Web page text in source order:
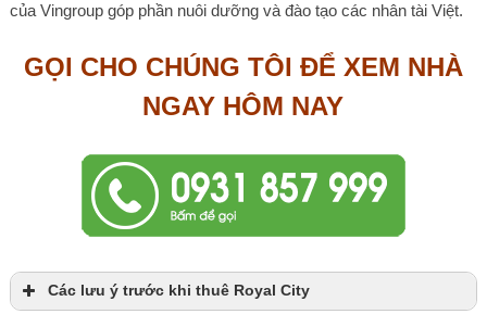
của Vingroup góp phần nuôi dưỡng và đào tạo các nhân tài Việt.
GỌI CHO CHÚNG TÔI ĐỂ XEM NHÀ
NGAY HÔM NAY
Các lưu ý trước khi thuê Royal City